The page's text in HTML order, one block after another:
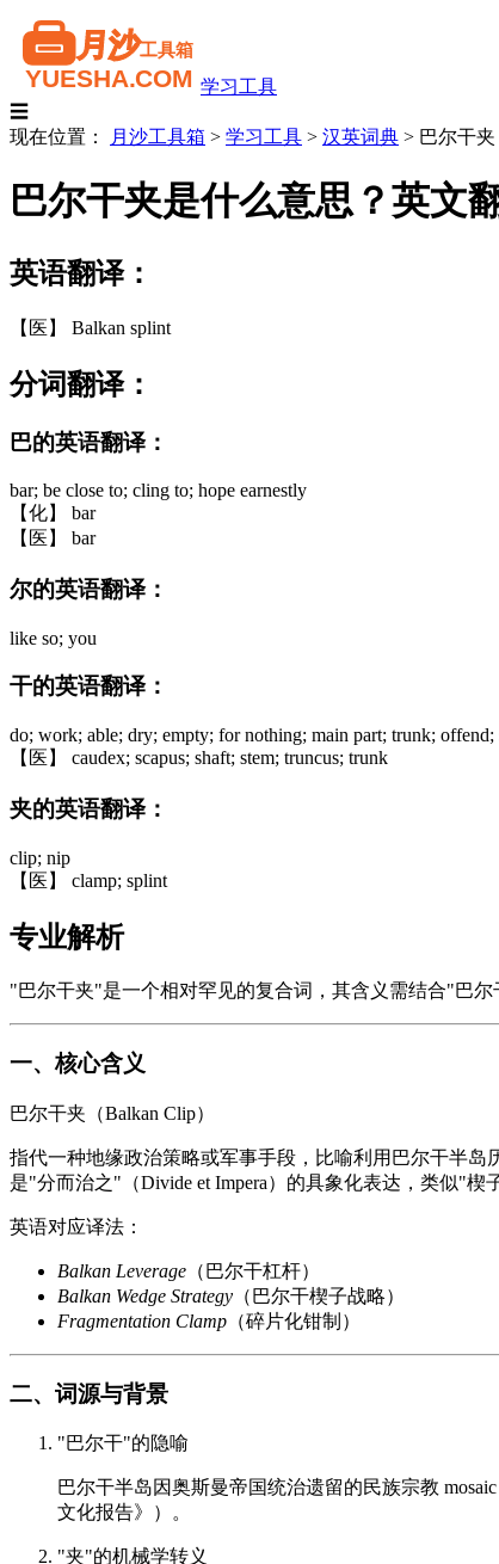
学习工具
☰
现在位置：
月沙工具箱 > 学习工具 > 汉英词典 > 巴尔干夹
巴尔干夹是什么意思？英文
英语翻译：
【医】 Balkan splint
分词翻译：
巴的英语翻译：
bar; be close to; cling to; hope earnestly
【化】 bar
【医】 bar
尔的英语翻译：
like so; you
干的英语翻译：
do; work; able; dry; empty; for nothing; main part; trunk; offend;
【医】 caudex; scapus; shaft; stem; truncus; trunk
夹的英语翻译：
clip; nip
【医】 clamp; splint
专业解析
"巴尔干夹"是一个相对罕见的复合词，其含义需结合"巴
一、核心含义
巴尔干夹（Balkan Clip）
指代一种地缘政治策略或军事手段，比喻利用巴尔干半
是"分而治之"（Divide et Impera）的具象化表达，类似"楔
英语对应译法：
Balkan Leverage （巴尔干杠杆）
Balkan Wedge Strategy （巴尔干楔子战略）
Fragmentation Clamp （碎片化钳制）
二、词源与背景
"巴尔干"的隐喻
巴尔干半岛因奥斯曼帝国统治遗留的民族宗教
文化报告》）。
"夹"的机械学转义